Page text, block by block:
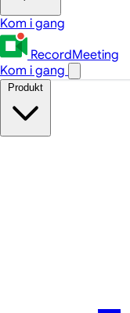
Kom i gang
RecordMeeting
Kom i gang